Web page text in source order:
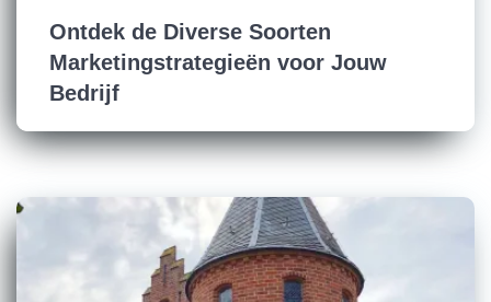
Ontdek de Diverse Soorten
Marketingstrategieën voor Jouw
Bedrijf